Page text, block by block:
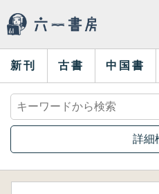
新刊 古書 中国書
詳細